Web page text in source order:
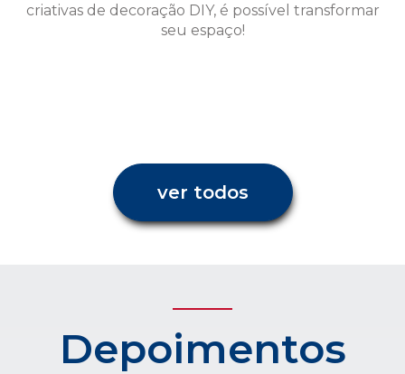
criativas de decoração DIY, é possível transformar
seu espaço!
ver todos
Depoimentos